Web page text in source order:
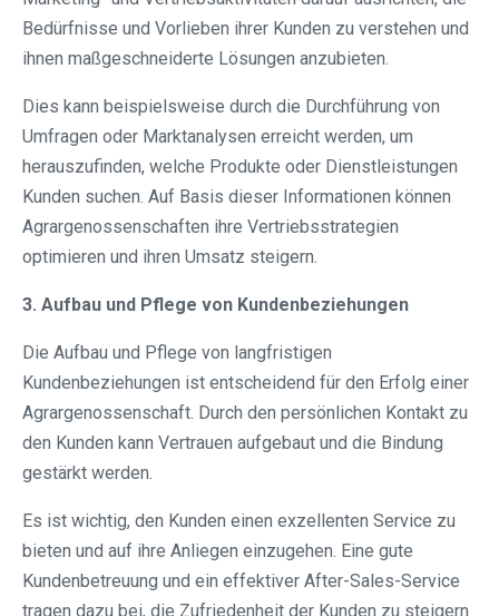
Bedürfnisse und Vorlieben ihrer Kunden zu verstehen und
ihnen maßgeschneiderte Lösungen anzubieten.
Dies kann beispielsweise durch die Durchführung von
Umfragen oder Marktanalysen erreicht werden, um
herauszufinden, welche Produkte oder Dienstleistungen
Kunden suchen. Auf Basis dieser Informationen können
Agrargenossenschaften ihre Vertriebsstrategien
optimieren und ihren Umsatz steigern.
3. Aufbau und Pflege von Kundenbeziehungen
Die Aufbau und Pflege von langfristigen
Kundenbeziehungen ist entscheidend für den Erfolg einer
Agrargenossenschaft. Durch den persönlichen Kontakt zu
den Kunden kann Vertrauen aufgebaut und die Bindung
gestärkt werden.
Es ist wichtig, den Kunden einen exzellenten Service zu
bieten und auf ihre Anliegen einzugehen. Eine gute
Kundenbetreuung und ein effektiver After-Sales-Service
tragen dazu bei, die Zufriedenheit der Kunden zu steigern